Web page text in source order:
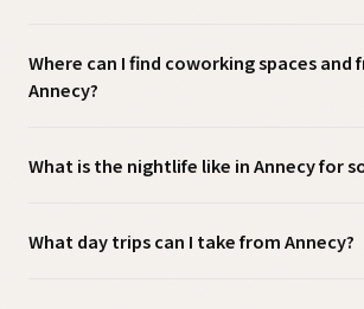
Where can I find coworking spaces and
Annecy?
What is the nightlife like in Annecy for
What day trips can I take from Annecy?